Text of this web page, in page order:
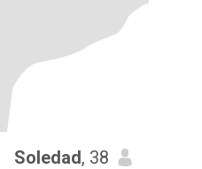
Soledad, 38